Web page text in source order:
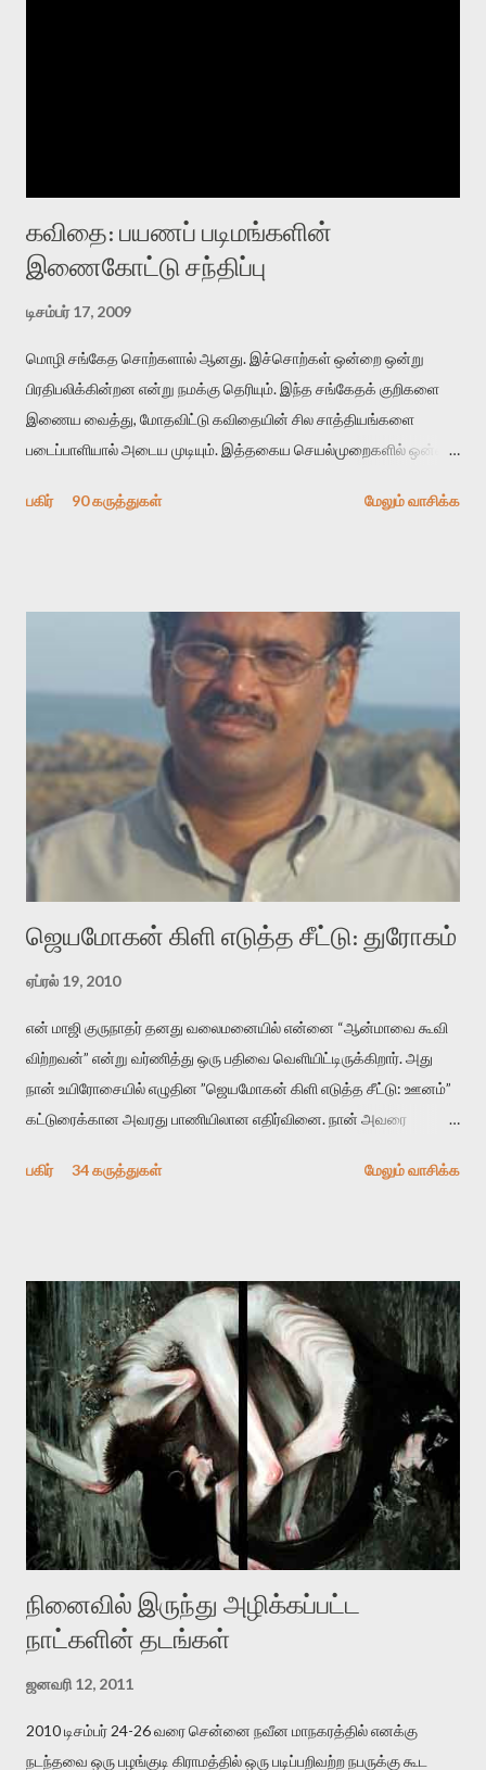
கவிதை: பயணப் படிமங்களின்
இணைகோட்டு சந்திப்பு
டிசம்பர் 17, 2009
மொழி சங்கேத சொற்களால் ஆனது. இச்சொற்கள் ஒன்றை ஒன்று
பிரதிபலிக்கின்றன என்று நமக்கு தெரியும். இந்த சங்கேதக் குறிகளை
இணைய வைத்து, மோதவிட்டு கவிதையின் சில சாத்தியங்களை
படைப்பாளியால் அடைய முடியும். இத்தகைய செயல்முறைகளில் ஒன்றை
காலத்தில் ஜாலவித்தைக்காரர்கள் வந்து போன பின் அவர்களின்
அதிகமாக்கும். கொல்லாது. ஒரு கனவை மீட்டெடுப்பதன் நோக்கம்
என்னவாக இருக்கும்? கவிதையின் அரூப இயக்கத்தை பொதுவயமாக
வடிக்க முயல்வதும் அதற்கே. கோயில் கருவறையின்
மென்வெளிச்சத்தில் நுண்பேசியின் படக்கருவியை இயக்கி சாத்தி
வைத்து விட்டு இயக்கத்தை அறிவோம். அறிதல் அபச்சாரமில்லை.
பயணப் படிமம் என்பது காக்னிடிவ் பொயடிக்ஸ் எனும் சமகால
விமர்சனத்தின் ஒரு முக்கிய கருவி. இக்கருவியை மனுஷ்யபுத்திரனின்
“காலை வணக்கங்கள்” எனும் ஒரு கவிதையில் சொருகப் போகிறோம்.
முதலில் கருவியை பழகுவோம். அன்றாட மொழியில் ஒன்று ம...
பகிர் 90 கருத்துகள் மேலும் வாசிக்க
ஜெயமோகன் கிளி எடுத்த சீட்டு: துரோகம்
ஏப்ரல் 19, 2010
என் மாஜி குருநாதர் தனது வலைமனையில் என்னை “ஆன்மாவை கூவி
விற்றவன்” என்று வர்ணித்து ஒரு பதிவை வெளியிட்டிருக்கிறார். அது
நான் உயிரோசையில் எழுதின ”ஜெயமோகன் கிளி எடுத்த சீட்டு: ஊனம்”
கட்டுரைக்கான அவரது பாணியிலான எதிர்வினை. நான் அவரை
பதிவை படித்த நண்பர்கள் பலரும் அவருக்காக இரக்கப்பட்டார்கள்.
தனது இணையதளத்திலே தொடர்ந்து பதிவு செய்கிறார். உயிர்மை
இன்னும் சில வருடங்களுக்கு தனக்கு எதிராக எழுத்தாளர்களை ஏவி
விட்டபடி இருக்கும் என்று ஒரு அச்சத்தை வெளிப்படுத்தியபடி
இருக்கிறார். அவர் கடுமையான பாதுகாப்பின்மை மனநிலையில் உள்ளார்.
உயிர்மை அவரை தாக்க உத்தேசித்தாலும் இல்லை என்றாலும்
ஜெயமோகன் அந்த பிரமையால் தொடர்ந்து அச்சுறுத்தலுக்கு உள்ளாகி
உள்ளார். உங்களை பற்றின இந்த தாக்குதல் கூட இதன் வெளிப்பாடு தான்”.
உண்மையே! ராக்கி படத்தில் குத்துச்சண்டை வீரராக வரும் சில்வெஸ்டர்
ஓரிடத்தில் சொல்வார்: ...
பகிர் 34 கருத்துகள் மேலும் வாசிக்க
நினைவில் இருந்து அழிக்கப்பட்ட
நாட்களின் தடங்கள்
ஜனவரி 12, 2011
2010 டிசம்பர் 24-26 வரை சென்னை நவீன மாநகரத்தில் எனக்கு
நடந்தவை ஒரு பழங்குடி கிராமத்தில் ஒரு படிப்பறிவற்ற நபருக்கு கூட